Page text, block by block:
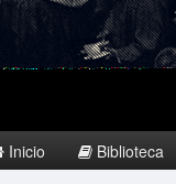
Inicio Biblioteca